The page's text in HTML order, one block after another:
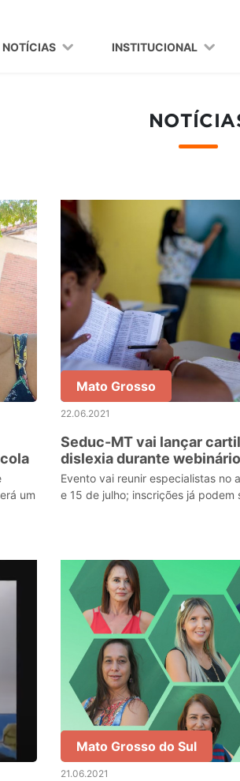
NOTÍCIAS INSTITUCIONAL
um
Mato Grosso
22.06.2021
Seduc-MT vai lançar
dislexia durante webinário
Evento vai reunir especialistas no
e 15 de julho; inscrições já podem
Mato Grosso do Sul
21.06.2021